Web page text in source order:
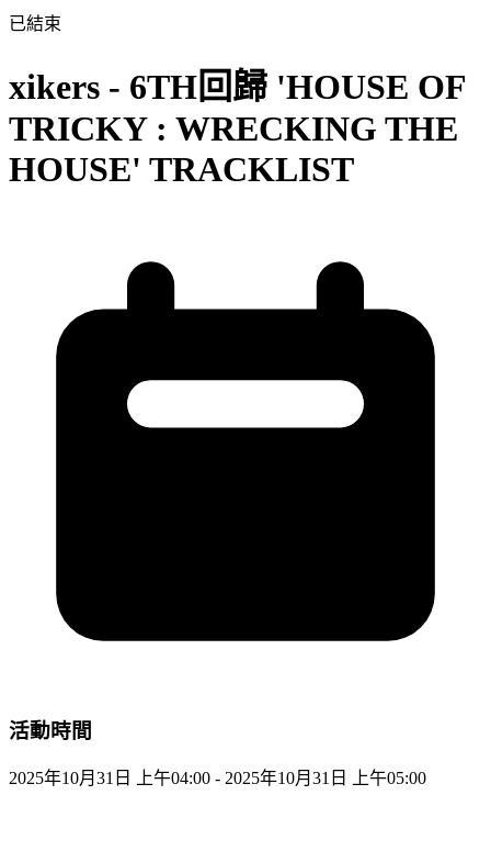
已結束
xikers - 6TH回歸 'HOUSE OF
TRICKY : WRECKING THE
HOUSE' TRACKLIST
活動時間
2025年10月31日 上午04:00 - 2025年10月31日 上午05:00